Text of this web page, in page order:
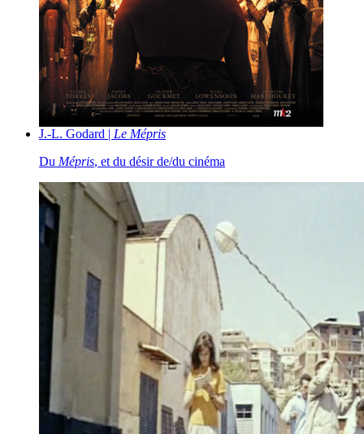
J.-L. Godard | Le Mépris
Du Mépris, et du désir de/du cinéma